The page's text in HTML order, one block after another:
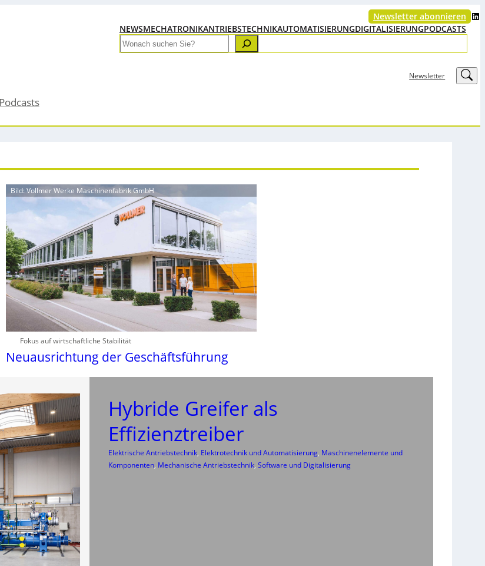
Newsletter abonnieren LinkedIn
NEWSMECHATRONIKANTRIEBSTECHNIKAUTOMATISIERUNGDIGITALISIERUNGPODCASTS
Search
Newsletter LinkedIn
Bild: Vollmer Werke Maschinenfabrik GmbH
Fokus auf wirtschaftliche Stabilität
Neuausrichtung der Geschäftsführung
Hybride Greifer als
Effizienztreiber
Elektrische Antriebstechnik, Elektrotechnik und Automatisierung, Maschinenelemente und
Komponenten, Mechanische Antriebstechnik, Software und Digitalisierung